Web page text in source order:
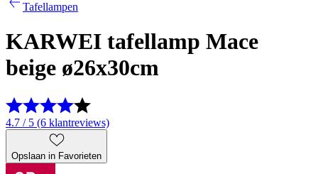
Tafellampen
KARWEI tafellamp Mace
beige ø26x30cm
4.7 / 5 (6 klantreviews)
Opslaan in Favorieten